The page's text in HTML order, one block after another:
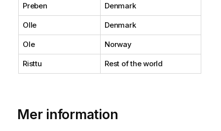
Preben Denmark
Olle Denmark
Ole Norway
Risttu Rest of the world
Mer information